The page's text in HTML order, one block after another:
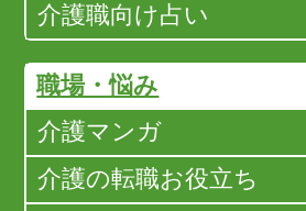
介護職向け占い
職場・悩み
介護マンガ
介護の転職お役立ち